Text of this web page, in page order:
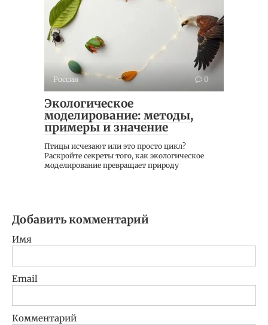
Россия 0
Экологическое
моделирование: методы,
примеры и значение
Птицы исчезают или это просто цикл?
Раскройте секреты того, как экологическое
моделирование превращает природу
Добавить комментарий
Имя
Email
Комментарий